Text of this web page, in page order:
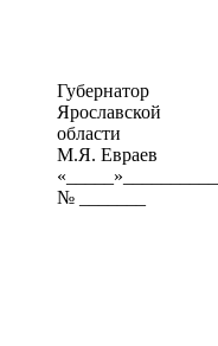
Губернатор
Ярославской
М.Я. Евраев
№ _______